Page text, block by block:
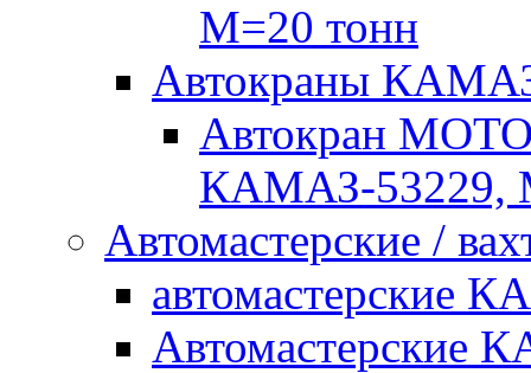
М=20 тонн
Автокраны
Автокран
КАМАЗ-53229,
Автомастерские /
автомастерские
Автомастерские